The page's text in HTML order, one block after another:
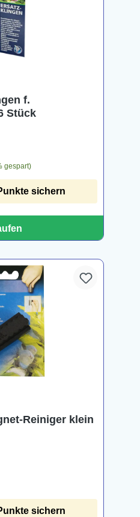
f.
Stück
gespart)
sichern
Reiniger klein
sichern